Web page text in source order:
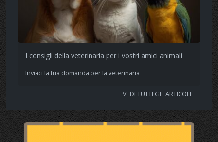
I consigli della veterinaria per i vostri amici animali
Inviaci la tua domanda per la veterinaria
VEDI TUTTI GLI ARTICOLI